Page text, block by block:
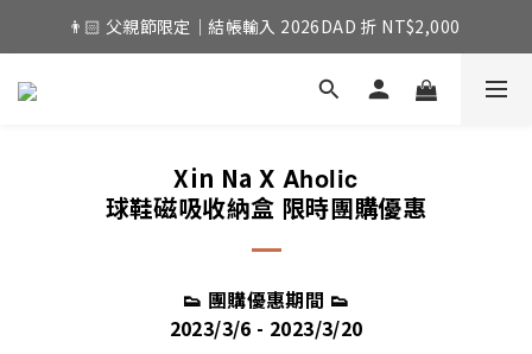
👨🏻 父親節限定｜結帳輸入 2026DAD 折 NT$2,000
Xin Na X Aholic
球鞋磁吸收納盒 限時團購優惠
👟 團購優惠期間 👟
2023/3/6 - 2023/3/20